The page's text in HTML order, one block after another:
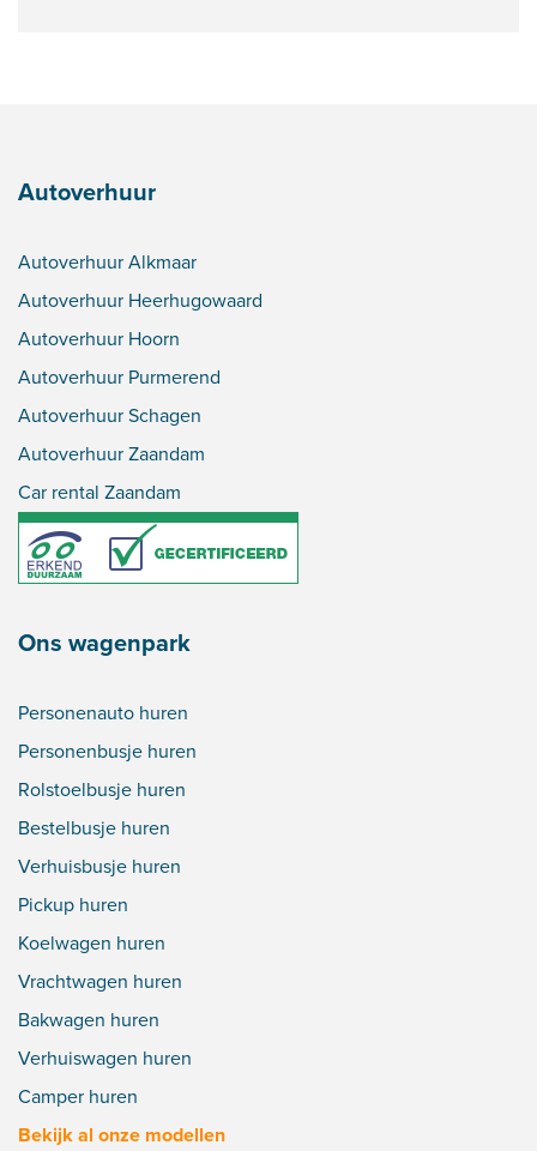
Autoverhuur
Autoverhuur Alkmaar
Autoverhuur Heerhugowaard
Autoverhuur Hoorn
Autoverhuur Purmerend
Autoverhuur Schagen
Autoverhuur Zaandam
Car rental Zaandam
Ons wagenpark
Personenauto huren
Personenbusje huren
Rolstoelbusje huren
Bestelbusje huren
Verhuisbusje huren
Pickup huren
Koelwagen huren
Vrachtwagen huren
Bakwagen huren
Verhuiswagen huren
Camper huren
Bekijk al onze modellen